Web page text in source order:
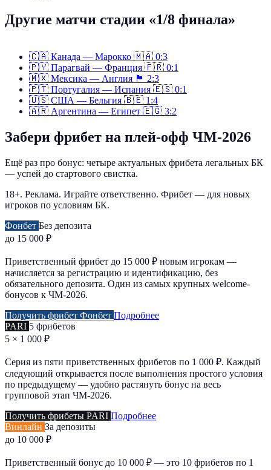
Другие матчи стадии «1/8 финала»
🇨🇦 Канада — Марокко 🇲🇦 0:3
🇵🇾 Парагвай — Франция 🇫🇷 0:1
🇲🇽 Мексика — Англия 🏴󠁧󠁢󠁥󠁮󠁧󠁿 2:3
🇵🇹 Португалия — Испания 🇪🇸 0:1
🇺🇸 США — Бельгия 🇧🇪 1:4
🇦🇷 Аргентина — Египет 🇪🇬 3:2
Забери фрибет на плей-офф ЧМ-2026
Ещё раз про бонус: четыре актуальных фрибета легальных БК
— успей до стартового свистка.
18+. Реклама. Играйте ответственно. Фрибет — для новых
игроков по условиям БК.
Фонбет Без депозита
до 15 000 ₽
Приветственный фрибет до 15 000 ₽ новым игрокам —
начисляется за регистрацию и идентификацию, без
обязательного депозита. Один из самых крупных welcome-
бонусов к ЧМ-2026.
Получить фрибет Фонбет Подробнее
PARI 5 фрибетов
5 × 1 000 ₽
Серия из пяти приветственных фрибетов по 1 000 ₽. Каждый
следующий открывается после выполнения простого условия
по предыдущему — удобно растянуть бонус на весь
групповой этап ЧМ-2026.
Получить фрибеты PARI Подробнее
Винлайн За депозиты
до 10 000 ₽
Приветственный бонус до 10 000 ₽ — это 10 фрибетов по 1